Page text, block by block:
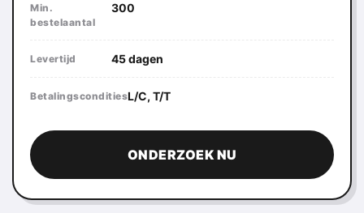
Min.
bestelaantal
300
Levertijd 45 dagen
BetalingsconditiesL/C, T/T
ONDERZOEK NU